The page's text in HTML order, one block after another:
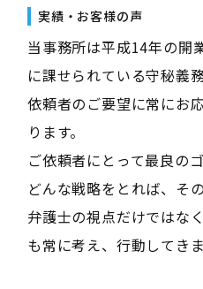
実績・お客様の声
当事務所は平成14年の開
に課せられている守秘義
依頼者のご要望に常にお
ります。
ご依頼者にとって最良の
どんな戦略をとれば、そ
弁護士の視点だけではな
も常に考え、行動してきま